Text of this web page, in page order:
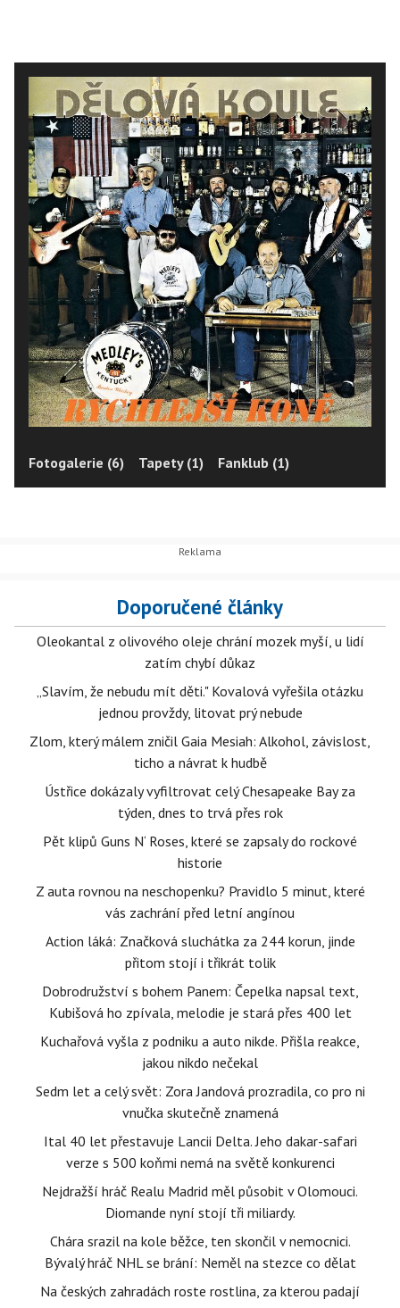
Fotogalerie (6) Tapety (1) Fanklub (1)
Doporučené články
Oleokantal z olivového oleje chrání mozek myší, u lidí
zatím chybí důkaz
„Slavím, že nebudu mít děti." Kovalová vyřešila otázku
jednou provždy, litovat prý nebude
Zlom, který málem zničil Gaia Mesiah: Alkohol, závislost,
ticho a návrat k hudbě
Ústřice dokázaly vyfiltrovat celý Chesapeake Bay za
týden, dnes to trvá přes rok
Pět klipů Guns N‘ Roses, které se zapsaly do rockové
historie
Z auta rovnou na neschopenku? Pravidlo 5 minut, které
vás zachrání před letní angínou
Action láká: Značková sluchátka za 244 korun, jinde
přitom stojí i třikrát tolik
Dobrodružství s bohem Panem: Čepelka napsal text,
Kubišová ho zpívala, melodie je stará přes 400 let
Kuchařová vyšla z podniku a auto nikde. Přišla reakce,
jakou nikdo nečekal
Sedm let a celý svět: Zora Jandová prozradila, co pro ni
vnučka skutečně znamená
Ital 40 let přestavuje Lancii Delta. Jeho dakar-safari
verze s 500 koňmi nemá na světě konkurenci
Nejdražší hráč Realu Madrid měl působit v Olomouci.
Diomande nyní stojí tři miliardy.
Chára srazil na kole běžce, ten skončil v nemocnici.
Bývalý hráč NHL se brání: Neměl na stezce co dělat
Na českých zahradách roste rostlina, za kterou padají